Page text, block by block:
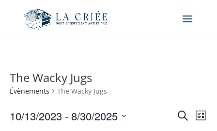
The Wacky Jugs
Évènements The Wacky Jugs
Recherche
de
Liste
10/13/2023 - 8/30/2025